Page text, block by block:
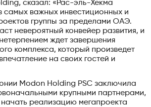
сказал: «Рас-эль-Хекма
самых важных инвестиционных и
группы за пределами ОАЭ.
невероятный конвейер развития, и
ждет завершения
комплекса, который произведет
на своих гостей и
Modon Holding PSC заключила
крупными партнерами,
реализацию мегапроекта